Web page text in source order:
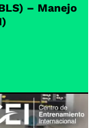
– Manejo